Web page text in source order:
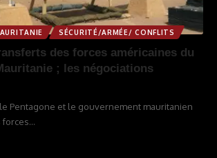
SÉCURITÉ/ARMÉE/ CONFLITS
des forces américaines du
; les négociations
Pentagone et le gouvernement mauritanien
forces…